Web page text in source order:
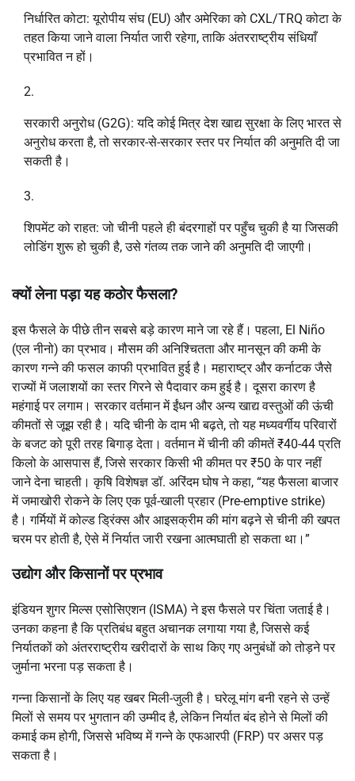
निर्धारित कोटा: यूरोपीय संघ (EU) और अमेरिका को CXL/TRQ कोटा के
तहत किया जाने वाला निर्यात जारी रहेगा, ताकि अंतरराष्ट्रीय संधियाँ
प्रभावित न हों।
सरकारी अनुरोध (G2G): यदि कोई मित्र देश खाद्य सुरक्षा के लिए भारत से
अनुरोध करता है, तो सरकार-से-सरकार स्तर पर निर्यात की अनुमति दी जा
सकती है।
शिपमेंट को राहत: जो चीनी पहले ही बंदरगाहों पर पहुँच चुकी है या जिसकी
लोडिंग शुरू हो चुकी है, उसे गंतव्य तक जाने की अनुमति दी जाएगी।
क्यों लेना पड़ा यह कठोर फैसला?
इस फैसले के पीछे तीन सबसे बड़े कारण माने जा रहे हैं। पहला, El Niño
(एल नीनो) का प्रभाव। मौसम की अनिश्चितता और मानसून की कमी के
कारण गन्ने की फसल काफी प्रभावित हुई है। महाराष्ट्र और कर्नाटक जैसे
राज्यों में जलाशयों का स्तर गिरने से पैदावार कम हुई है। दूसरा कारण है
महंगाई पर लगाम। सरकार वर्तमान में ईंधन और अन्य खाद्य वस्तुओं की ऊंची
कीमतों से जूझ रही है। यदि चीनी के दाम भी बढ़ते, तो यह मध्यवर्गीय परिवारों
के बजट को पूरी तरह बिगाड़ देता। वर्तमान में चीनी की कीमतें ₹40-44 प्रति
किलो के आसपास हैं, जिसे सरकार किसी भी कीमत पर ₹50 के पार नहीं
जाने देना चाहती। कृषि विशेषज्ञ डॉ. अरिंदम घोष ने कहा, “यह फैसला बाजार
में जमाखोरी रोकने के लिए एक पूर्व-खाली प्रहार (Pre-emptive strike)
है। गर्मियों में कोल्ड ड्रिंक्स और आइसक्रीम की मांग बढ़ने से चीनी की खपत
चरम पर होती है, ऐसे में निर्यात जारी रखना आत्मघाती हो सकता था।”
उद्योग और किसानों पर प्रभाव
इंडियन शुगर मिल्स एसोसिएशन (ISMA) ने इस फैसले पर चिंता जताई है।
उनका कहना है कि प्रतिबंध बहुत अचानक लगाया गया है, जिससे कई
निर्यातकों को अंतरराष्ट्रीय खरीदारों के साथ किए गए अनुबंधों को तोड़ने पर
जुर्माना भरना पड़ सकता है।
गन्ना किसानों के लिए यह खबर मिली-जुली है। घरेलू मांग बनी रहने से उन्हें
मिलों से समय पर भुगतान की उम्मीद है, लेकिन निर्यात बंद होने से मिलों की
कमाई कम होगी, जिससे भविष्य में गन्ने के एफआरपी (FRP) पर असर पड़
सकता है।